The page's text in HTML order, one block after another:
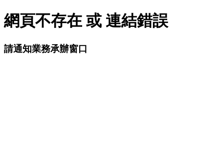
網頁不存在 或 連結錯誤
請通知業務承辦窗口